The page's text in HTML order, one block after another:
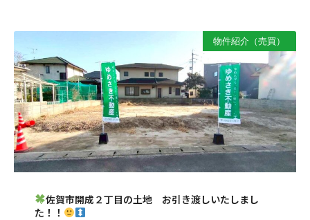
物件紹介（売買）
佐賀市開成２丁目の土地 お引き渡しいたしまし
た！！